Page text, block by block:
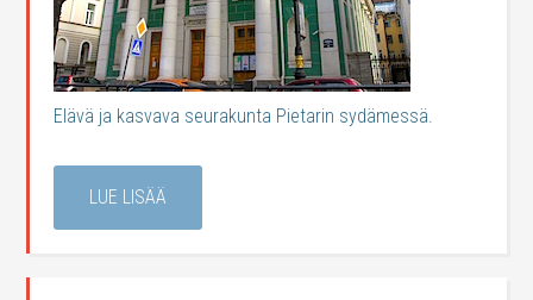
Elävä ja kasvava seurakunta Pietarin sydämessä.
LUE LISÄÄ